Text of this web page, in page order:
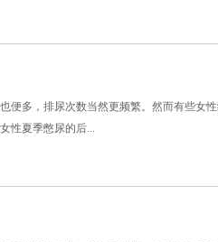
便多，排尿次数当然更频繁。然而有些女
性夏季憋尿的后...